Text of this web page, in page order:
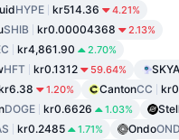
HYPE kr514.36 4.21%
SHIB kr0.00004368 2.13%
kr4,861.90 2.70%
HFT kr0.1312 59.64%
1.20% CantonCC
DOGE kr0.6626 1.03%
kr0.2485 1.71% Ondo